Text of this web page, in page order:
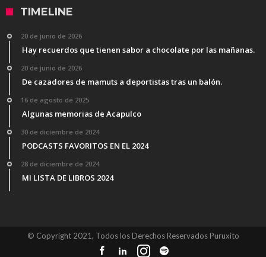
TIMELINE
20 de junio de 2026
Hay recuerdos que tienen sabor a chocolate por las mañanas.
20 de junio de 2026
De cazadores de mamuts a deportistas tras un balón.
16 de agosto de 2025
Algunas memorias de Acapulco
30 de diciembre de 2024
PODCASTS FAVORITOS EN EL 2024
28 de diciembre de 2024
MI LISTA DE LIBROS 2024
© Copyright 2021, Todos los Derechos Reservados Puruxito